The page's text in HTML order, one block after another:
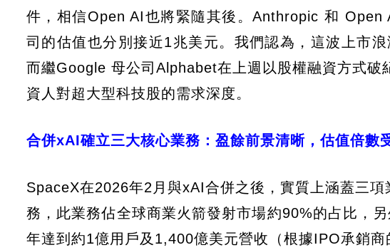
件，相信Open AI也將緊隨其後。Anthropic 和 Open
司的估值也分別接近1兆美元。我們認為，這波上市
而繼Google 母公司Alphabet在上週以股權融資方式
資人對超大型科技股的需求深度。
合併xAI確立三大核心業務：盈餘前景清晰，估值倍數
SpaceX在2026年2月與xAI合併之後，實質上涵蓋三
務，此業務佔全球商業火箭發射市場約90%的占比，
年達到約1億用戶及1,400億美元營收（根據IPO承銷